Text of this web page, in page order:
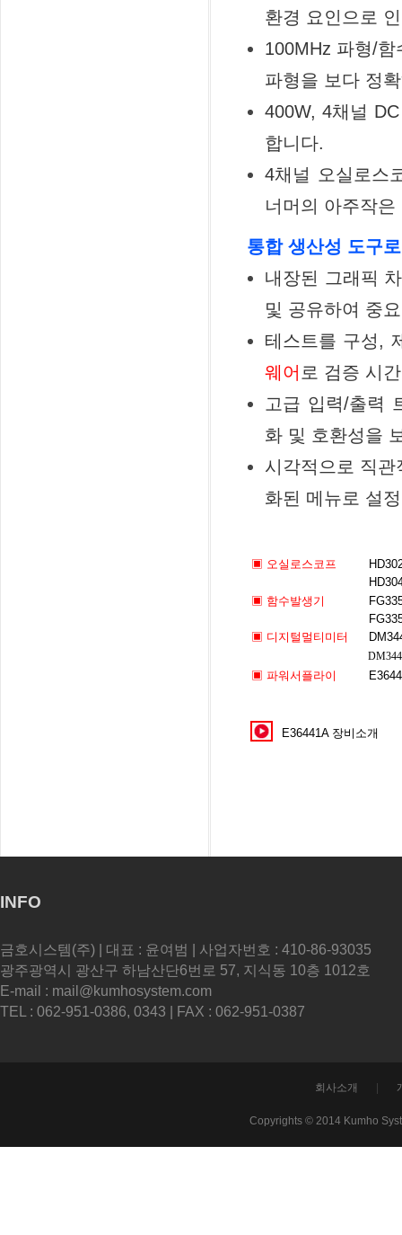
환경 요인으로
100MHz 파형/
파형을 보다 정
400W, 4채널
합니다.
4채널 오실로스
너머의 아주작
통합 생산성 도구
내장된 그래픽
및 공유하여 중
테스트를 구성,
웨어 로 검증 시
고급 입력/출력
화 및 호환성을
시각적으로 직
화된 메뉴로 설
▣ 오실로스코프
▣ 함수발생기
▣ 디지털멀티미터
▣ 파워서플라이
E36441A 장비소개
INFO
금호시스템(주) | 대표 : 윤여범 | 사업자번호 : 410-86-93035
광주광역시 광산구 하남산단6번로 57, 지식동 10층 1012호
E-mail : mail@kumhosystem.com
TEL : 062-951-0386, 0343 | FAX : 062-951-0387
회사소개
Copyrights © 2014 Kumho